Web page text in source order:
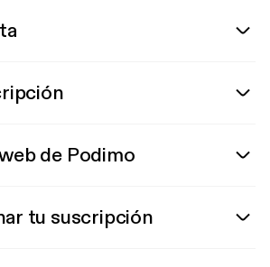
de Podimo
tu suscripción